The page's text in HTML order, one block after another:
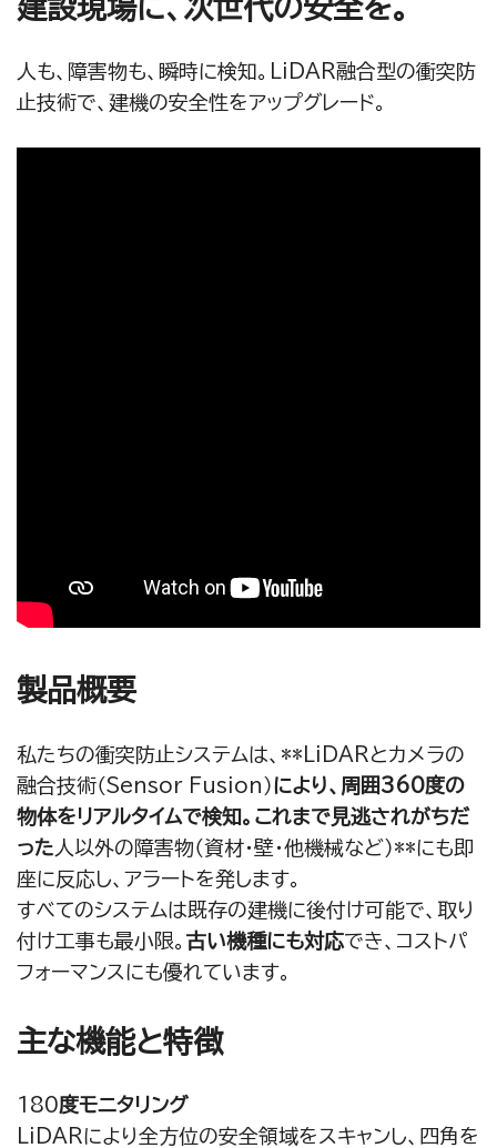
建設現場に、次世代の安全を。
人も、障害物も、瞬時に検知。LiDAR融合型の衝突防
止技術で、建機の安全性をアップグレード。
製品概要
私たちの衝突防止システムは、**LiDARとカメラの
融合技術（Sensor Fusion）により、周囲360度の
物体をリアルタイムで検知。これまで見逃されがちだ
った 人以外の障害物（資材・壁・他機械など）**にも即
座に反応し、アラートを発します。
すべてのシステムは既存の建機に後付け可能で、取り
付け工事も最小限。 古い機種にも対応でき、コストパ
フォーマンスにも優れています。
主な機能と特徴
180度モニタリング
LiDARにより全方位の安全領域をスキャンし、四角を